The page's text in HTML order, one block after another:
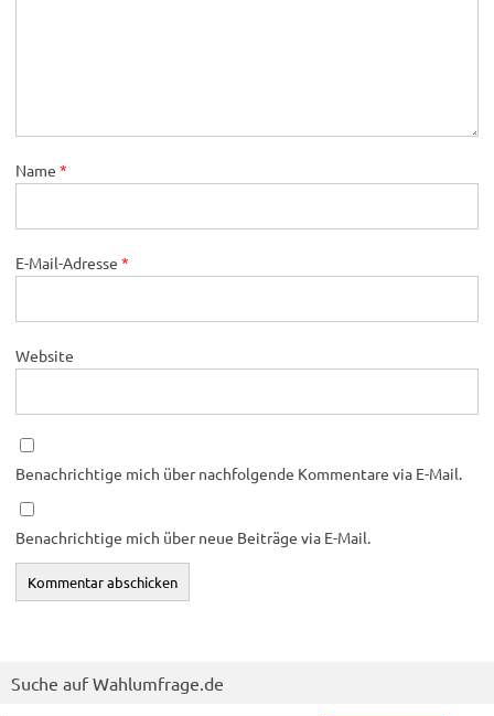
Name *
E-Mail-Adresse *
Website
Benachrichtige mich über nachfolgende Kommentare via E-Mail.
Benachrichtige mich über neue Beiträge via E-Mail.
Suche auf Wahlumfrage.de